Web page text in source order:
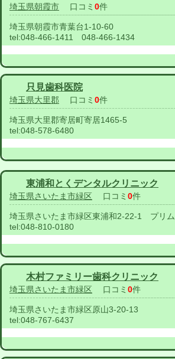
埼玉県朝霞市 口コミ 0件
埼玉県朝霞市青葉台1-10-60
tel:048-466-1411 048-466-1434
只見歯科医院
埼玉県大里郡 口コミ 0件
埼玉県大里郡寄居町寄居1465-5
tel:048-578-6480
東浦和とくデンタルクリニック
埼玉県さいたま市緑区 口コミ 0件
埼玉県さいたま市緑区東浦和2-22-1 プリ
tel:048-810-0180
木村ファミリー歯科クリニック
埼玉県さいたま市緑区 口コミ 0件
埼玉県さいたま市緑区原山3-20-13
tel:048-767-6437